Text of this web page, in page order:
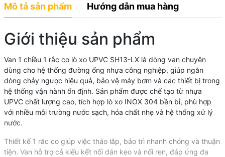
Mô tả sản phẩm Hướng dẫn mua hàng
Giới thiệu sản phẩm
Van 1 chiều 1 rắc co lò xo UPVC SH13-LX là dòng van chuyên
dùng cho hệ thống đường ống nhựa công nghiệp, giúp ngăn
dòng chảy ngược hiệu quả, bảo vệ máy bơm và các thiết bị trong
hệ thống vận hành ổn định. Sản phẩm được chế tạo từ nhựa
UPVC chất lượng cao, tích hợp lò xo INOX 304 bền bỉ, phù hợp
với nhiều môi trường nước sạch, hóa chất nhẹ và hệ thống xử lý
nước.
Thiết kế 1 rắc co giúp việc tháo lắp, bảo trì nhanh chóng và thuận
tiện. Van hỗ trợ cả kiểu kết nối dán keo và nối ren, đáp ứng đa